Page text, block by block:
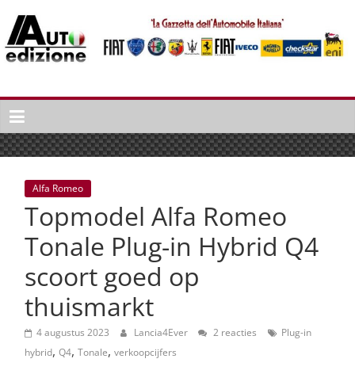
naar
inhoud
Auto
Edizione
La
Gazetta
dell'Automobile
Italiana
Italiaans
autonieuws
lifestyle
Alfa Romeo
Topmodel Alfa Romeo
Tonale Plug-in Hybrid Q4
scoort goed op
thuismarkt
4 augustus 2023 Lancia4Ever 2 reacties
Plug-in
hybrid, Q4, Tonale, verkoopcijfers